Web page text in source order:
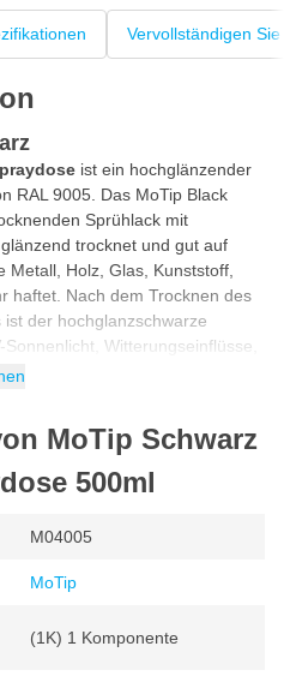
Vervollständigen
ist ein hochglänzender
RAL 9005. Das MoTip Black
Sprühlack mit
trocknet und gut auf
Holz, Glas, Kunststoff,
haftet. Nach dem Trocknen des
der hochglanzschwarze
Witterungseinflüsse,
ist ein Spray mit hochwertigem
nach der Aushärtung
Glanzschwarz Spray eignet sich
hohen Qualität haftet das Spray
Glanzschwarz
ist einfach zu sprühen auf
MoTip Schwarz
500ml
M04005
MoTip
(1K) 1 Komponente